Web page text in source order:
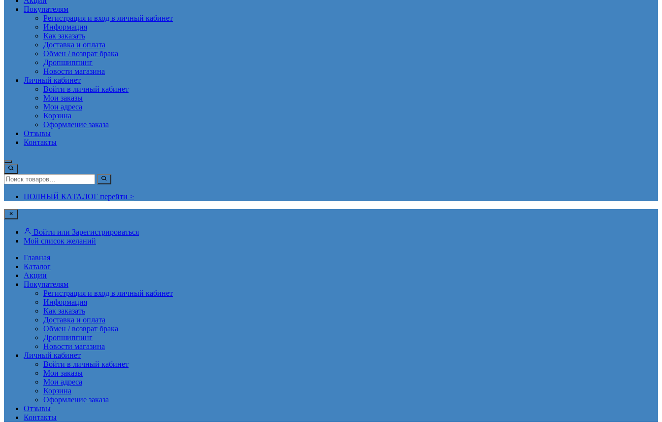
Покупателям
Регистрация и вход в личный кабинет
Информация
Как заказать
Доставка и оплата
Обмен / возврат брака
Дропшиппинг
Новости магазина
Личный кабинет
Войти в личный кабинет
Мои заказы
Мои адреса
Корзина
Оформление заказа
Отзывы
Контакты
ПОЛНЫЙ КАТАЛОГ перейти >
Войти или Зарегистрироваться
Мой список желаний
Главная
Каталог
Акции
Покупателям
Регистрация и вход в личный кабинет
Информация
Как заказать
Доставка и оплата
Обмен / возврат брака
Дропшиппинг
Новости магазина
Личный кабинет
Войти в личный кабинет
Мои заказы
Мои адреса
Корзина
Оформление заказа
Отзывы
Контакты